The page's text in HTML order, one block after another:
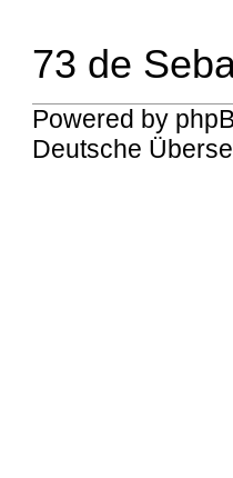
73 de
Powered by
Deutsche